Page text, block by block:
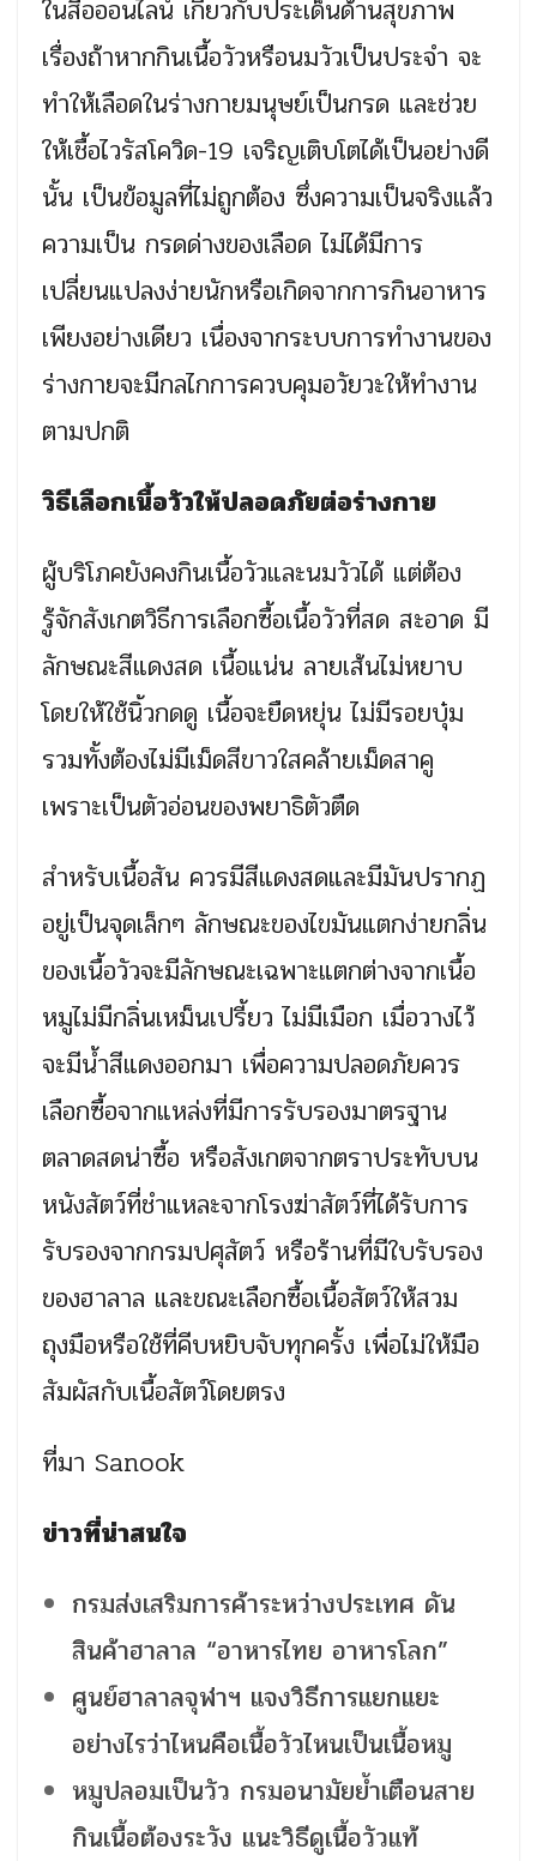
ในสื่อออนไลน์ เกี่ยวกับประเด็นด้านสุขภาพ
เรื่องถ้าหากกินเนื้อวัวหรือนมวัวเป็นประจำ จะ
ทำให้เลือดในร่างกายมนุษย์เป็นกรด และช่วย
ให้เชื้อไวรัสโควิด-19 เจริญเติบโตได้เป็นอย่างดี
นั้น เป็นข้อมูลที่ไม่ถูกต้อง ซึ่งความเป็นจริงแล้ว
ความเป็น กรดด่างของเลือด ไม่ได้มีการ
เปลี่ยนแปลงง่ายนักหรือเกิดจากการกินอาหาร
เพียงอย่างเดียว เนื่องจากระบบการทำงานของ
ร่างกายจะมีกลไกการควบคุมอวัยวะให้ทำงาน
ตามปกติ
วิธีเลือกเนื้อวัวให้ปลอดภัยต่อร่างกาย
ผู้บริโภคยังคงกินเนื้อวัวและนมวัวได้ แต่ต้อง
รู้จักสังเกตวิธีการเลือกซื้อเนื้อวัวที่สด สะอาด มี
ลักษณะสีแดงสด เนื้อแน่น ลายเส้นไม่หยาบ
โดยให้ใช้นิ้วกดดู เนื้อจะยืดหยุ่น ไม่มีรอยบุ๋ม
รวมทั้งต้องไม่มีเม็ดสีขาวใสคล้ายเม็ดสาคู
เพราะเป็นตัวอ่อนของพยาธิตัวตืด
สำหรับเนื้อสัน ควรมีสีแดงสดและมีมันปรากฏ
อยู่เป็นจุดเล็กๆ ลักษณะของไขมันแตกง่ายกลิ่น
ของเนื้อวัวจะมีลักษณะเฉพาะแตกต่างจากเนื้อ
หมูไม่มีกลิ่นเหม็นเปรี้ยว ไม่มีเมือก เมื่อวางไว้
จะมีน้ำสีแดงออกมา เพื่อความปลอดภัยควร
เลือกซื้อจากแหล่งที่มีการรับรองมาตรฐาน
ตลาดสดน่าซื้อ หรือสังเกตจากตราประทับบน
หนังสัตว์ที่ชำแหละจากโรงฆ่าสัตว์ที่ได้รับการ
รับรองจากกรมปศุสัตว์ หรือร้านที่มีใบรับรอง
ของฮาลาล และขณะเลือกซื้อเนื้อสัตว์ให้สวม
ถุงมือหรือใช้ที่คีบหยิบจับทุกครั้ง เพื่อไม่ให้มือ
สัมผัสกับเนื้อสัตว์โดยตรง
ที่มา Sanook
ข่าวที่น่าสนใจ
กรมส่งเสริมการค้าระหว่างประเทศ ดัน
สินค้าฮาลาล “อาหารไทย อาหารโลก”
ศูนย์ฮาลาลจุฬาฯ แจงวิธีการแยกแยะ
อย่างไรว่าไหนคือเนื้อวัวไหนเป็นเนื้อหมู
หมูปลอมเป็นวัว กรมอนามัยย้ำเตือนสาย
กินเนื้อต้องระวัง แนะวิธีดูเนื้อวัวแท้